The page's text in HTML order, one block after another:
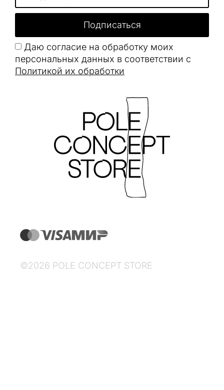
Даю согласие на обработку моих
персональных данных в соответствии с
Политикой их обработки
Подписаться
©2026 POLE CONCEPT STORE